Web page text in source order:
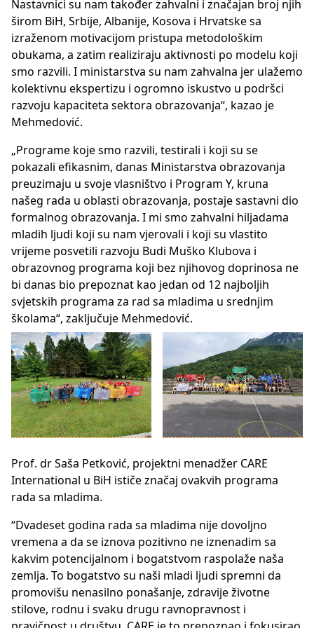
Nastavnici su nam također zahvalni i značajan broj njih
širom BiH, Srbije, Albanije, Kosova i Hrvatske sa
izraženom motivacijom pristupa metodološkim
obukama, a zatim realiziraju aktivnosti po modelu koji
smo razvili. I ministarstva su nam zahvalna jer ulažemo
kolektivnu ekspertizu i ogromno iskustvo u podršci
razvoju kapaciteta sektora obrazovanja“, kazao je
Mehmedović.
„Programe koje smo razvili, testirali i koji su se
pokazali efikasnim, danas Ministarstva obrazovanja
preuzimaju u svoje vlasništvo i Program Y, kruna
našeg rada u oblasti obrazovanja, postaje sastavni dio
formalnog obrazovanja. I mi smo zahvalni hiljadama
mladih ljudi koji su nam vjerovali i koji su vlastito
vrijeme posvetili razvoju Budi Muško Klubova i
obrazovnog programa koji bez njihovog doprinosa ne
bi danas bio prepoznat kao jedan od 12 najboljih
svjetskih programa za rad sa mladima u srednjim
školama“, zaključuje Mehmedović.
Prof. dr Saša Petković, projektni menadžer CARE
International u BiH ističe značaj ovakvih programa
rada sa mladima.
“Dvadeset godina rada sa mladima nije dovoljno
vremena a da se iznova pozitivno ne iznenadim sa
kakvim potencijalnom i bogatstvom raspolaže naša
zemlja. To bogatstvo su naši mladi ljudi spremni da
promovišu nenasilno ponašanje, zdravije životne
stilove, rodnu i svaku drugu ravnopravnost i